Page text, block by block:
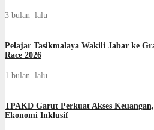
3 bulan lalu
Pelajar Tasikmalaya Wakili Jabar ke
Race 2026
1 bulan lalu
TPAKD Garut Perkuat Akses
Ekonomi Inklusif